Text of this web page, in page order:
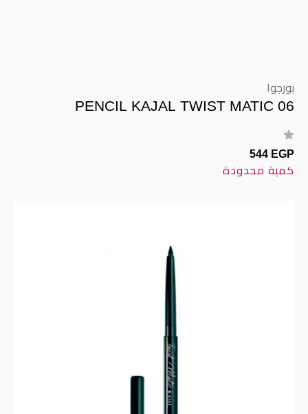
بورجوا
PENCIL KAJAL TWIST MATIC 06
544 EGP
كمية محدودة